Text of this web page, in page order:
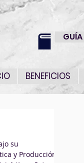
BENEFICIOS
su
y Producción